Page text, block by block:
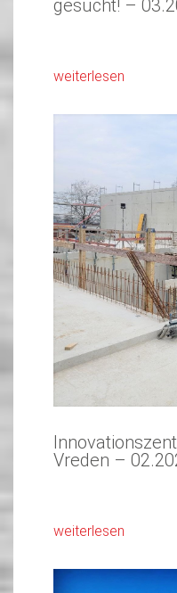
gesucht! –
weiterlesen
Vreden –
weiterlesen